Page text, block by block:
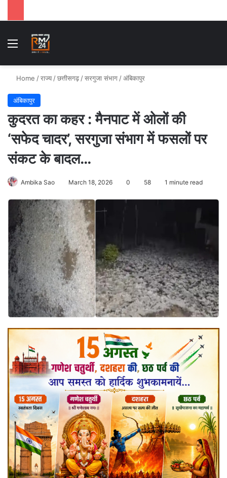
Menu
Home /राज्य /छत्तीसगढ़ /सरगुजा संभाग /अंबिकापुर
अंबिकापुर
कुदरत का कहर : मैनपाट में ओलों की
‘सफेद चादर’, सरगुजा संभाग में फसलों पर
संकट के बादल…
Ambika Sao March 18, 2026 0 58 1 minute read